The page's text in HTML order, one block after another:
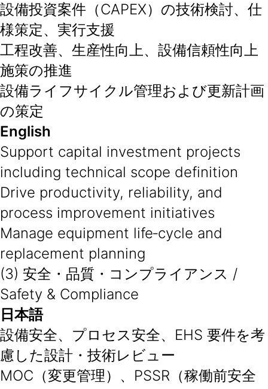
設備投資案件（CAPEX）の技術検討、仕
様策定、実行支援
工程改善、生産性向上、設備信頼性向上
施策の推進
設備ライフサイクル管理および更新計画
の策定
English
Support capital investment projects
including technical scope definition
Drive productivity, reliability, and
process improvement initiatives
Manage equipment life‑cycle and
replacement planning
(3) 安全・品質・コンプライアンス /
Safety & Compliance
日本語
設備安全、プロセス安全、EHS 要件を考
慮した設計・技術レビュー
MOC（変更管理）、PSSR（稼働前安全